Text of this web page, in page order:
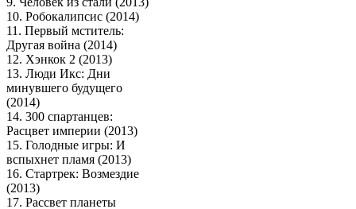
10. Робокалипсис (2014)
11. Первый мститель:
Другая война (2014)
12. Хэнкок 2 (2013)
13. Люди Икс: Дни
минувшего будущего
(2014)
14. 300 спартанцев:
Расцвет империи (2013)
15. Голодные игры: И
вспыхнет пламя (2013)
16. Стартрек: Возмездие
(2013)
17. Рассвет планеты